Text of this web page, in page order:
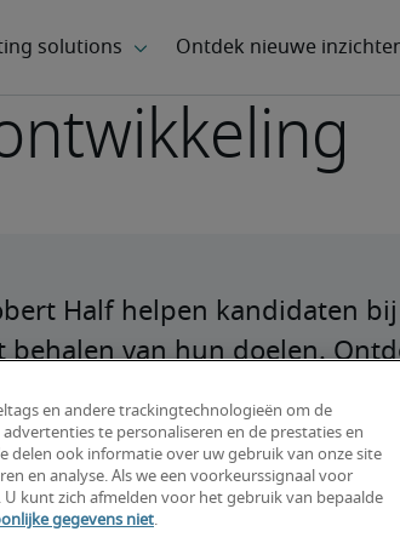
Half helpen kandidaten
van hun doelen.
en timmer met het volste
en andere trackingtechnologieën om de
te personaliseren en de prestaties en
delen ook informatie over uw gebruik van onze site
en analyse. Als we een voorkeurssignaal voor
kunt zich afmelden voor het gebruik van bepaalde
gegevens niet.